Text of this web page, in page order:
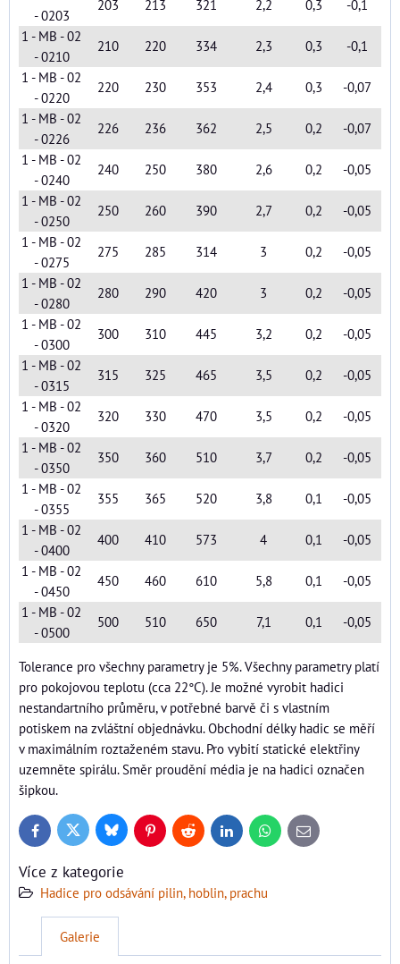
- 0203
203 213 321 2,2 0,3
-0,1
1 - MB - 02
- 0210
210 220 334 2,3 0,3
-0,1
1 - MB - 02
- 0220
220 230 353 2,4 0,3
-0,07
1 - MB - 02
- 0226
226 236 362 2,5 0,2
-0,07
1 - MB - 02
- 0240
240 250 380 2,6 0,2
-0,05
1 - MB - 02
- 0250
250 260 390 2,7 0,2
-0,05
1 - MB - 02
- 0275
275 285 314 3 0,2
-0,05
1 - MB - 02
- 0280
280 290 420 3 0,2
-0,05
1 - MB - 02
- 0300
300 310 445 3,2 0,2
-0,05
1 - MB - 02
- 0315
315 325 465 3,5 0,2
-0,05
1 - MB - 02
- 0320
320 330 470 3,5 0,2
-0,05
1 - MB - 02
- 0350
350 360 510 3,7 0,2
-0,05
1 - MB - 02
- 0355
355 365 520 3,8 0,1
-0,05
1 - MB - 02
- 0400
400 410 573 4 0,1
-0,05
1 - MB - 02
- 0450
450 460 610 5,8 0,1
-0,05
1 - MB - 02
- 0500
500 510 650 7,1 0,1 -0,05
Tolerance pro všechny parametry je 5%. Všechny parametry platí
pro pokojovou teplotu (cca 22°C). Je možné vyrobit hadici
nestandartního průměru, v potřebné barvě či s vlastním
potiskem na zvláštní objednávku. Obchodní délky hadic se měří
v maximálním roztaženém stavu. Pro vybití statické elektřiny
uzemněte spirálu. Směr proudění média je na hadici označen
šipkou.
FacebookTwitter BlueskyPinterestReddit LinkedInWhatsApp
E-
mail
Více z kategorie
Hadice pro odsávání pilin, hoblin, prachu
Galerie